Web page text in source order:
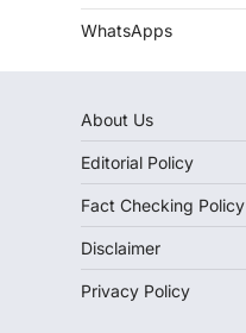
WhatsApps
About Us
Editorial Policy
Fact Checking Policy
Disclaimer
Privacy Policy